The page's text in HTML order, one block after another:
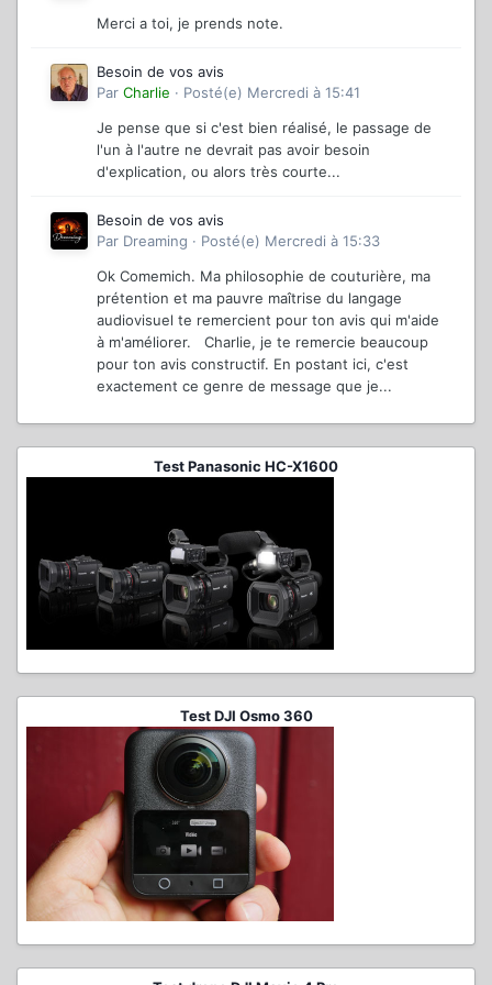
Merci a toi, je prends note.
Besoin de vos avis
Par Charlie · Posté(e) Mercredi à 15:41
Je pense que si c'est bien réalisé, le passage de
l'un à l'autre ne devrait pas avoir besoin
d'explication, ou alors très courte...
Besoin de vos avis
Par Dreaming · Posté(e) Mercredi à 15:33
Ok Comemich. Ma philosophie de couturière, ma
prétention et ma pauvre maîtrise du langage
audiovisuel te remercient pour ton avis qui m'aide
à m'améliorer. Charlie, je te remercie beaucoup
pour ton avis constructif. En postant ici, c'est
exactement ce genre de message que je...
Test Panasonic HC-X1600
Test DJI Osmo 360